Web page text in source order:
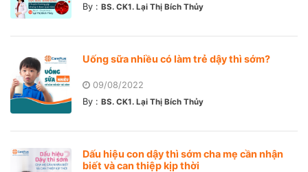
By : BS. CK1. Lại Thị Bích Thủy
Uống sữa nhiều có làm trẻ dậy thì sớm?
09/08/2022
By : BS. CK1. Lại Thị Bích Thủy
Dấu hiệu con dậy thì sớm cha mẹ cần nhận
biết và can thiệp kịp thời